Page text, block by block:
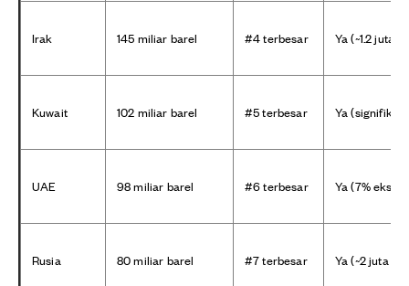
Irak 145 miliar barel #4 terbesar Ya (~1.2 juta
Kuwait 102 miliar barel #5 terbesar Ya (signifikan)
UAE 98 miliar barel #6 terbesar Ya (7%
Rusia 80 miliar barel #7 terbesar Ya (~2 juta